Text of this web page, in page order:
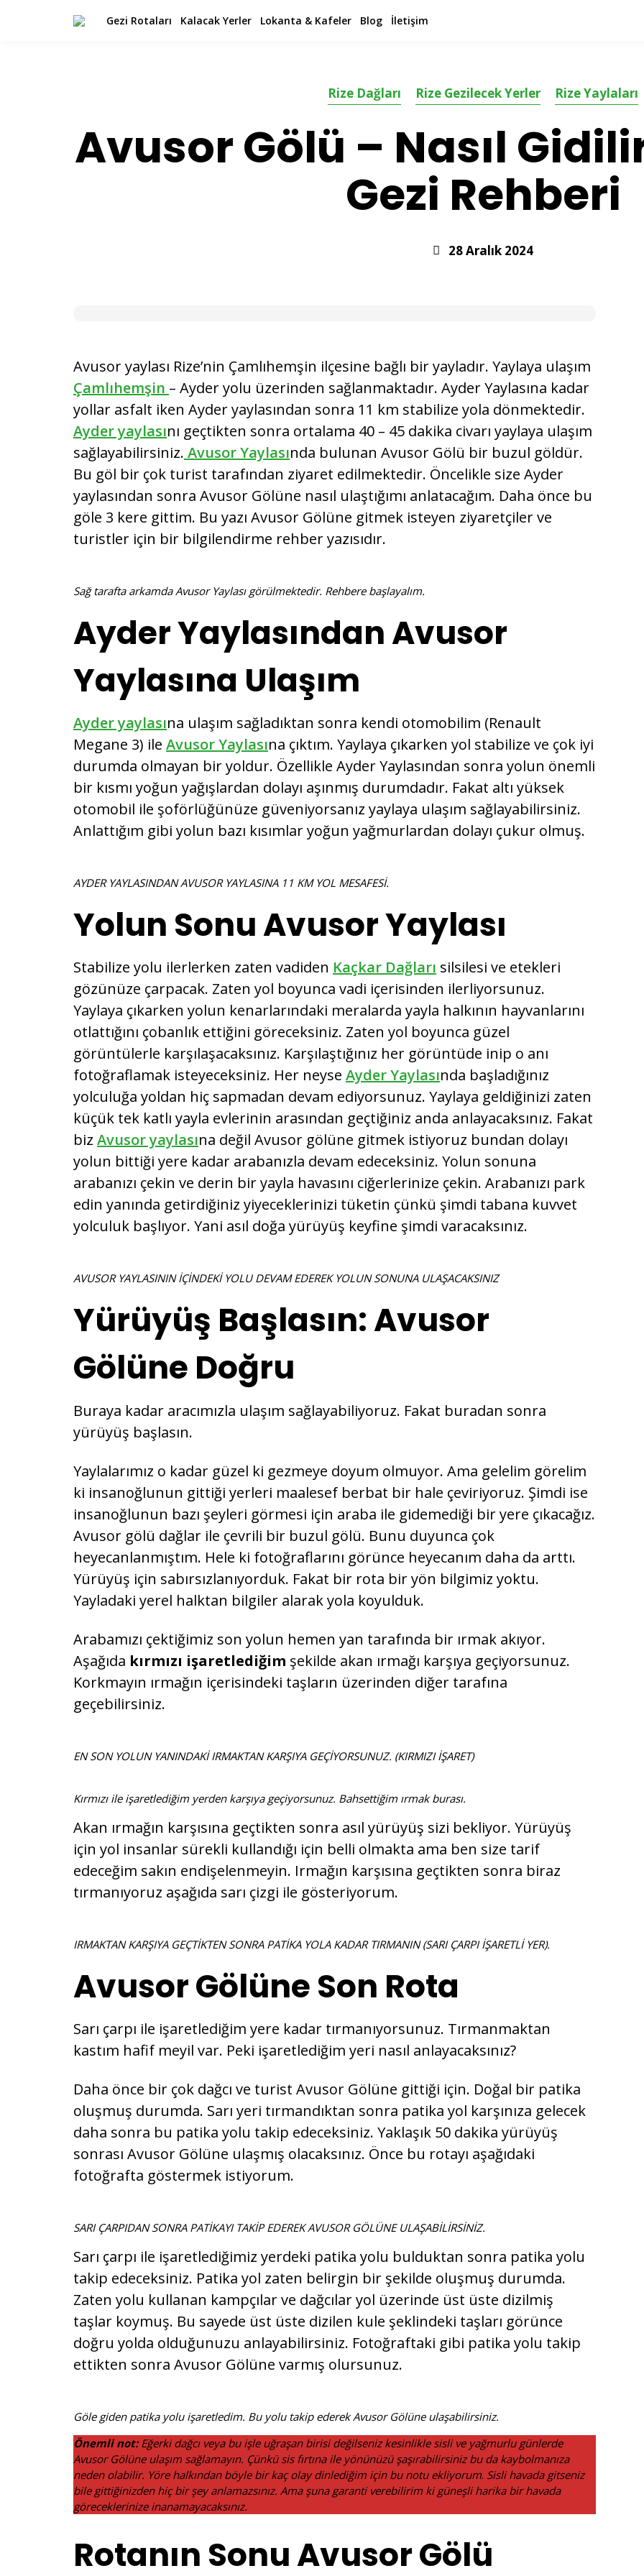
Gezi Rotaları Kalacak Yerler Lokanta & Kafeler Blog İletişim
Rize Dağları Rize Gezilecek Yerler Rize Yaylaları
Avusor Gölü – Nasıl
Gezi Rehberi
28 Aralık 2024
Avusor yaylası Rize’nin Çamlıhemşin ilçesine bağlı bir yayladır. Yaylaya ulaşım
Çamlıhemşin – Ayder yolu üzerinden sağlanmaktadır. Ayder Yaylasına kadar
yollar asfalt iken Ayder yaylasından sonra 11 km stabilize yola dönmektedir.
Ayder yaylasını geçtikten sonra ortalama 40 – 45 dakika civarı yaylaya ulaşım
sağlayabilirsiniz. Avusor Yaylasında bulunan Avusor Gölü bir buzul göldür.
Bu göl bir çok turist tarafından ziyaret edilmektedir. Öncelikle size Ayder
yaylasından sonra Avusor Gölüne nasıl ulaştığımı anlatacağım. Daha önce bu
göle 3 kere gittim. Bu yazı Avusor Gölüne gitmek isteyen ziyaretçiler ve
turistler için bir bilgilendirme rehber yazısıdır.
Sağ tarafta arkamda Avusor Yaylası görülmektedir. Rehbere başlayalım.
Ayder Yaylasından Avusor
Yaylasına Ulaşım
Ayder yaylasına ulaşım sağladıktan sonra kendi otomobilim (Renault
Megane 3) ile Avusor Yaylasına çıktım. Yaylaya çıkarken yol stabilize ve çok iyi
durumda olmayan bir yoldur. Özellikle Ayder Yaylasından sonra yolun önemli
bir kısmı yoğun yağışlardan dolayı aşınmış durumdadır. Fakat altı yüksek
otomobil ile şoförlüğünüze güveniyorsanız yaylaya ulaşım sağlayabilirsiniz.
Anlattığım gibi yolun bazı kısımlar yoğun yağmurlardan dolayı çukur olmuş.
AYDER YAYLASINDAN AVUSOR YAYLASINA 11 KM YOL MESAFESİ.
Yolun Sonu Avusor Yaylası
Stabilize yolu ilerlerken zaten vadiden Kaçkar Dağları silsilesi ve etekleri
gözünüze çarpacak. Zaten yol boyunca vadi içerisinden ilerliyorsunuz.
Yaylaya çıkarken yolun kenarlarındaki meralarda yayla halkının hayvanlarını
otlattığını çobanlık ettiğini göreceksiniz. Zaten yol boyunca güzel
görüntülerle karşılaşacaksınız. Karşılaştığınız her görüntüde inip o anı
fotoğraflamak isteyeceksiniz. Her neyse Ayder Yaylasında başladığınız
yolculuğa yoldan hiç sapmadan devam ediyorsunuz. Yaylaya geldiğinizi zaten
küçük tek katlı yayla evlerinin arasından geçtiğiniz anda anlayacaksınız. Fakat
biz Avusor yaylasına değil Avusor gölüne gitmek istiyoruz bundan dolayı
yolun bittiği yere kadar arabanızla devam edeceksiniz. Yolun sonuna
arabanızı çekin ve derin bir yayla havasını ciğerlerinize çekin. Arabanızı park
edin yanında getirdiğiniz yiyeceklerinizi tüketin çünkü şimdi tabana kuvvet
yolculuk başlıyor. Yani asıl doğa yürüyüş keyfine şimdi varacaksınız.
AVUSOR YAYLASININ İÇİNDEKİ YOLU DEVAM EDEREK YOLUN SONUNA ULAŞACAKSINIZ
Yürüyüş Başlasın: Avusor
Gölüne Doğru
Buraya kadar aracımızla ulaşım sağlayabiliyoruz. Fakat buradan sonra
yürüyüş başlasın.
Yaylalarımız o kadar güzel ki gezmeye doyum olmuyor. Ama gelelim görelim
ki insanoğlunun gittiği yerleri maalesef berbat bir hale çeviriyoruz. Şimdi ise
insanoğlunun bazı şeyleri görmesi için araba ile gidemediği bir yere çıkacağız.
Avusor gölü dağlar ile çevrili bir buzul gölü. Bunu duyunca çok
heyecanlanmıştım. Hele ki fotoğraflarını görünce heyecanım daha da arttı.
Yürüyüş için sabırsızlanıyorduk. Fakat bir rota bir yön bilgimiz yoktu.
Yayladaki yerel halktan bilgiler alarak yola koyulduk.
Arabamızı çektiğimiz son yolun hemen yan tarafında bir ırmak akıyor.
Aşağıda kırmızı işaretlediğim şekilde akan ırmağı karşıya geçiyorsunuz.
Korkmayın ırmağın içerisindeki taşların üzerinden diğer tarafına
geçebilirsiniz.
EN SON YOLUN YANINDAKİ IRMAKTAN KARŞIYA GEÇİYORSUNUZ. (KIRMIZI İŞARET)
Kırmızı ile işaretlediğim yerden karşıya geçiyorsunuz. Bahsettiğim ırmak burası.
Akan ırmağın karşısına geçtikten sonra asıl yürüyüş sizi bekliyor. Yürüyüş
için yol insanlar sürekli kullandığı için belli olmakta ama ben size tarif
edeceğim sakın endişelenmeyin. Irmağın karşısına geçtikten sonra biraz
tırmanıyoruz aşağıda sarı çizgi ile gösteriyorum.
IRMAKTAN KARŞIYA GEÇTİKTEN SONRA PATİKA YOLA KADAR TIRMANIN (SARI ÇARPI İŞARETLİ YER).
Avusor Gölüne Son Rota
Sarı çarpı ile işaretlediğim yere kadar tırmanıyorsunuz. Tırmanmaktan
kastım hafif meyil var. Peki işaretlediğim yeri nasıl anlayacaksınız?
Daha önce bir çok dağcı ve turist Avusor Gölüne gittiği için. Doğal bir patika
oluşmuş durumda. Sarı yeri tırmandıktan sonra patika yol karşınıza gelecek
daha sonra bu patika yolu takip edeceksiniz. Yaklaşık 50 dakika yürüyüş
sonrası Avusor Gölüne ulaşmış olacaksınız. Önce bu rotayı aşağıdaki
fotoğrafta göstermek istiyorum.
SARI ÇARPIDAN SONRA PATİKAYI TAKİP EDEREK AVUSOR GÖLÜNE ULAŞABİLİRSİNİZ.
Sarı çarpı ile işaretlediğimiz yerdeki patika yolu bulduktan sonra patika yolu
takip edeceksiniz. Patika yol zaten belirgin bir şekilde oluşmuş durumda.
Zaten yolu kullanan kampçılar ve dağcılar yol üzerinde üst üste dizilmiş
taşlar koymuş. Bu sayede üst üste dizilen kule şeklindeki taşları görünce
doğru yolda olduğunuzu anlayabilirsiniz. Fotoğraftaki gibi patika yolu takip
ettikten sonra Avusor Gölüne varmış olursunuz.
Göle giden patika yolu işaretledim. Bu yolu takip ederek Avusor Gölüne ulaşabilirsiniz.
Önemli not:Eğerki dağcı veya bu işle uğraşan birisi değilseniz kesinlikle sisli ve yağmurlu günlerde
Avusor Gölüne ulaşım sağlamayın. Çünkü sis fırtına ile yönünüzü şaşırabilirsiniz bu da kaybolmanıza
neden olabilir. Yöre halkından böyle bir kaç olay dinlediğim için bu notu ekliyorum. Sisli havada gitseniz
bile gittiğinizden hiç bir şey anlamazsınız. Ama şuna garanti verebilirim ki güneşli harika bir havada
göreceklerinize inanamayacaksınız.
Rotanın Sonu Avusor Gölü